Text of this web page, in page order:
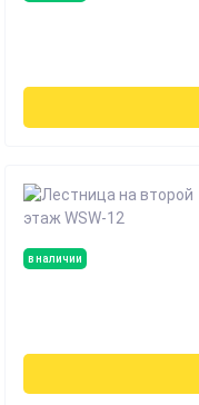
в наличии